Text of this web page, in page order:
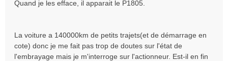
Quand je les efface, il apparait le P1805.
La voiture a 140000km de petits trajets(et de démarrage en
cote) donc je me fait pas trop de doutes sur l'état de
l'embrayage mais je m'interroge sur l'actionneur. Est-il en fin